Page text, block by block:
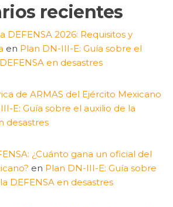
recientes
DEFENSA 2026: Requisitos y
en Plan DN-III-E: Guía sobre el
en desastres
de ARMAS del Ejército Mexicano
E: Guía sobre el auxilio de la
desastres
¿Cuánto gana un oficial del
en Plan DN-III-E: Guía sobre
DEFENSA en desastres